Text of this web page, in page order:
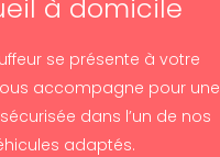
à domicile
se présente à votre
accompagne pour une
dans l’un de nos
adaptés.